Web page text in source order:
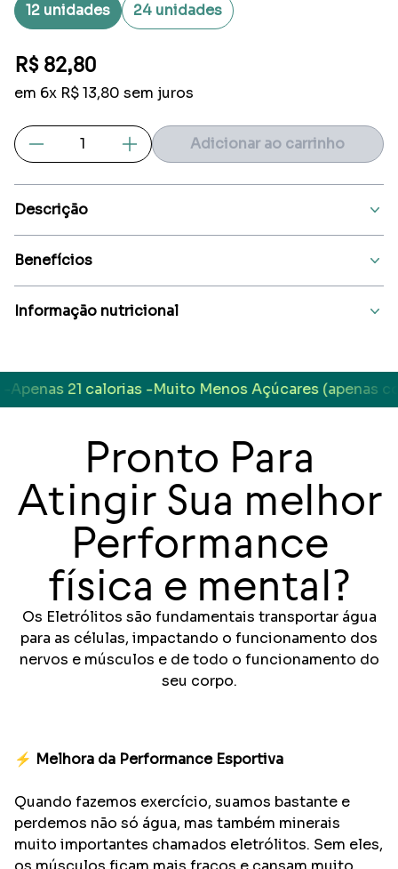
12 unidades
24 unidades
R$ 82,80
em 6x R$ 13,80 sem juros
Adicionar ao carrinho
Repositor de
Descrição
Benefícios
Informação nutricional
21 calorias -Muito Menos Açúcares (apenas com
Pronto Para
Atingir Sua melhor
Performance
física e mental?
Os Eletrólitos são fundamentais transportar água
para as células, impactando o funcionamento dos
nervos e músculos e de todo o funcionamento do
seu corpo.
⚡ Melhora da Performance Esportiva
Quando fazemos exercício, suamos bastante e
perdemos não só água, mas também minerais
muito importantes chamados eletrólitos. Sem eles,